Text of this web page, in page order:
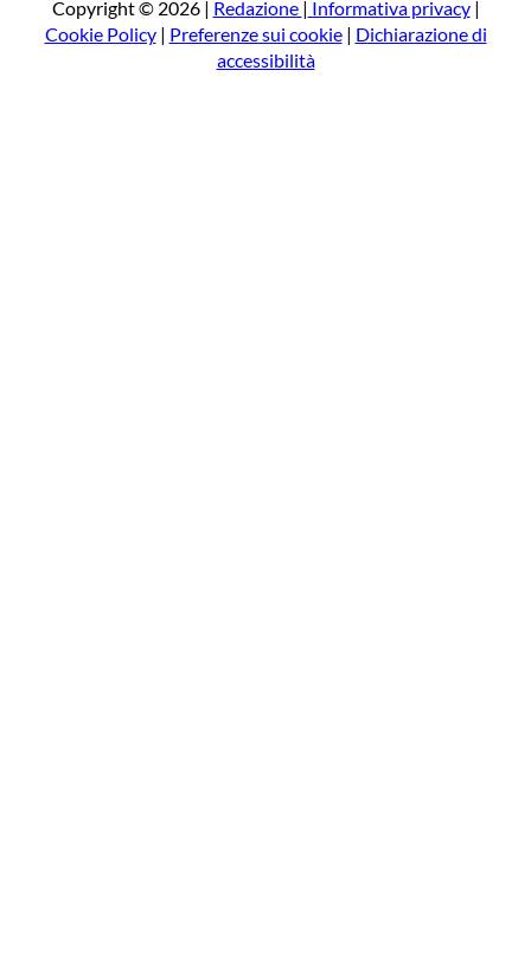
a
Copyright © 2026 | Redazione | Informativa privacy|
Cookie Policy| Preferenze sui cookie| Dichiarazione di
accessibilità